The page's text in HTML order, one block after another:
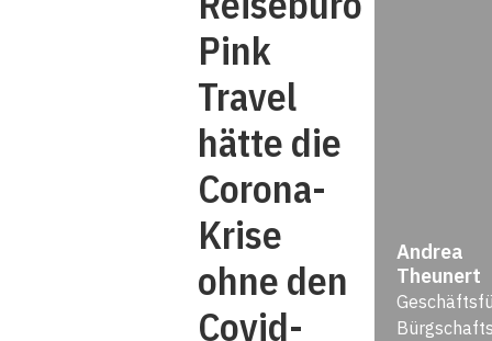
Pink
Travel
hätte die
Corona-
Krise
ohne den
Covid-
Andrea
Theunert